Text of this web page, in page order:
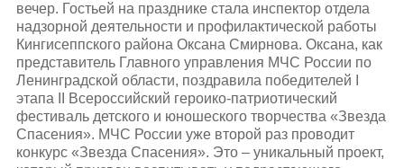
вечер. Гостьей на празднике стала инспектор отдела
надзорной деятельности и профилактической работы
Кингисеппского района Оксана Смирнова. Оксана, как
представитель Главного управления МЧС России по
Ленинградской области, поздравила победителей I
этапа II Всероссийский героико-патриотический
фестиваль детского и юношеского творчества «Звезда
Спасения». МЧС России уже второй раз проводит
конкурс «Звезда Спасения». Это – уникальный проект,